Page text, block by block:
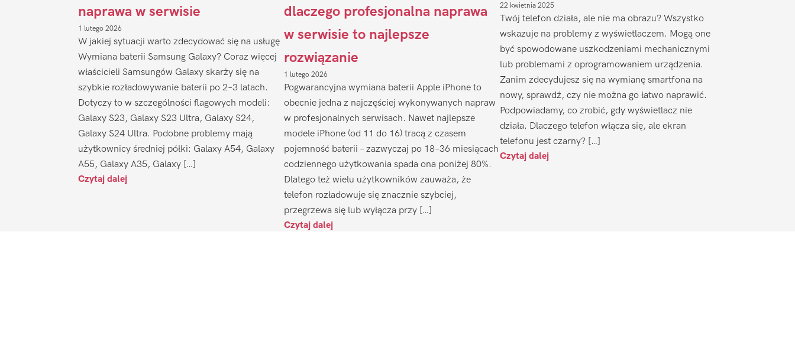
naprawa w serwisie
1 lutego 2026
W jakiej sytuacji warto zdecydować się na usługę
Wymiana baterii Samsung Galaxy? Coraz więcej
właścicieli Samsungów Galaxy skarży się na
szybkie rozładowywanie baterii po 2–3 latach.
Dotyczy to w szczególności flagowych modeli:
Galaxy S23, Galaxy S23 Ultra, Galaxy S24,
Galaxy S24 Ultra. Podobne problemy mają
użytkownicy średniej półki: Galaxy A54, Galaxy
A55, Galaxy A35, Galaxy […]
Czytaj dalej
dlaczego profesjonalna naprawa
w serwisie to najlepsze
rozwiązanie
1 lutego 2026
Pogwarancyjna wymiana baterii Apple iPhone to
obecnie jedna z najczęściej wykonywanych napraw
w profesjonalnych serwisach. Nawet najlepsze
modele iPhone (od 11 do 16) tracą z czasem
pojemność baterii – zazwyczaj po 18–36 miesiącach
codziennego użytkowania spada ona poniżej 80%.
Dlatego też wielu użytkowników zauważa, że
telefon rozładowuje się znacznie szybciej,
przegrzewa się lub wyłącza przy […]
Czytaj dalej
22 kwietnia 2025
Twój telefon działa, ale nie ma obrazu? Wszystko
wskazuje na problemy z wyświetlaczem. Mogą one
być spowodowane uszkodzeniami mechanicznymi
lub problemami z oprogramowaniem urządzenia.
Zanim zdecydujesz się na wymianę smartfona na
nowy, sprawdź, czy nie można go łatwo naprawić.
Podpowiadamy, co zrobić, gdy wyświetlacz nie
działa. Dlaczego telefon włącza się, ale ekran
telefonu jest czarny? […]
Czytaj dalej